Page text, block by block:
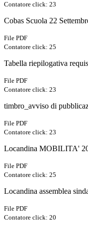
Contatore click: 23
Cobas Scuola 22
File PDF
Contatore click: 25
Tabella riepilogativa
File PDF
Contatore click: 23
timbro_avviso di
File PDF
Contatore click: 23
Locandina MOBILITA'
File PDF
Contatore click: 25
Locandina assemblea
File PDF
Contatore click: 20